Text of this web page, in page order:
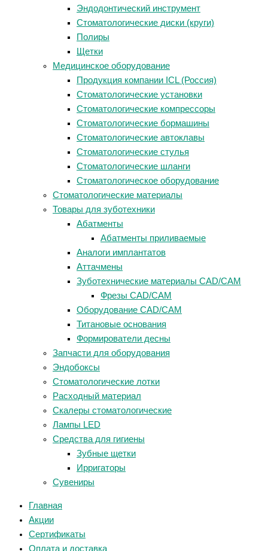
Эндодонтический инструмент
Стоматологические диски (круги)
Полиры
Щетки
Медицинское оборудование
Продукция компании ICL (Россия)
Стоматологические установки
Стоматологические компрессоры
Стоматологические бормашины
Стоматологические автоклавы
Стоматологические стулья
Стоматологические шланги
Стоматологическое оборудование
Стоматологические материалы
Товары для зуботехники
Абатменты
Абатменты приливаемые
Аналоги имплантатов
Аттачмены
Зуботехнические материалы CAD/CAM
Фрезы CAD/CAM
Оборудование CAD/CAM
Титановые основания
Формирователи десны
Запчасти для оборудования
Эндобоксы
Стоматологические лотки
Расходный материал
Скалеры стоматологические
Лампы LED
Средства для гигиены
Зубные щетки
Ирригаторы
Сувениры
Главная
Акции
Сертификаты
Оплата и доставка